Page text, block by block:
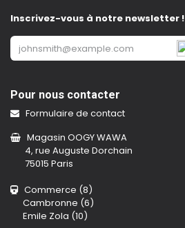
Inscrivez-vous à notre newsletter !
Pour nous contacter
Formulaire de contact
Magasin OOGY WAWA
4, rue Auguste Dorchain
75015 Paris
Commerce (8)
Cambronne (6)
Emile Zola (10)